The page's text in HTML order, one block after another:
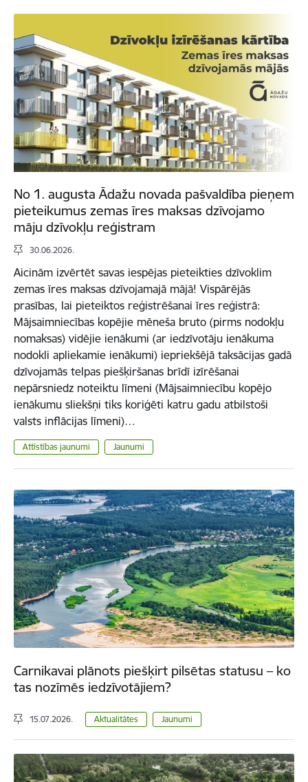
No 1. augusta Ādažu novada pašvaldība pieņem
pieteikumus zemas īres maksas dzīvojamo
māju dzīvokļu reģistram
30.06.2026.
Aicinām izvērtēt savas iespējas pieteikties dzīvoklim
zemas īres maksas dzīvojamajā mājā! Vispārējās
prasības, lai pieteiktos reģistrēšanai īres reģistrā:
Mājsaimniecības kopējie mēneša bruto (pirms nodokļu
nomaksas) vidējie ienākumi (ar iedzīvotāju ienākuma
nodokli apliekamie ienākumi) iepriekšējā taksācijas gadā
dzīvojamās telpas piešķiršanas brīdī izīrēšanai
nepārsniedz noteiktu līmeni (Mājsaimniecību kopējo
ienākumu sliekšņi tiks koriģēti katru gadu atbilstoši
valsts inflācijas līmeni)…
Attīstības jaunumi Jaunumi
Carnikavai plānots piešķirt pilsētas statusu – ko
tas nozīmēs iedzīvotājiem?
15.07.2026. Aktualitātes Jaunumi